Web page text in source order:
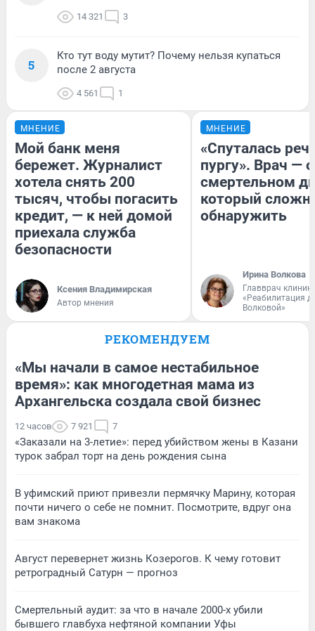
14 321 3
5
Кто тут воду мутит? Почему нельзя купаться
после 2 августа
4 561 1
МНЕНИЕ
Мой банк меня
бережет. Журналист
хотела снять 200
тысяч, чтобы погасить
кредит, — к ней домой
приехала служба
безопасности
Ксения Владимирская
Автор мнения
МНЕНИЕ
«Спуталась
пургу». Врач — о
смертельном
который
обнаружить
Ирина Волкова
Главврач
«Реабилитация
Волковой»
РЕКОМЕНДУЕМ
«Мы начали в самое нестабильное
время»: как многодетная мама из
Архангельска создала свой бизнес
12 часов 7 921 7
«Заказали на 3-летие»: перед убийством жены в Казани
турок забрал торт на день рождения сына
В уфимский приют привезли пермячку Марину, которая
почти ничего о себе не помнит. Посмотрите, вдруг она
вам знакома
Август перевернет жизнь Козерогов. К чему готовит
ретроградный Сатурн — прогноз
Смертельный аудит: за что в начале 2000-х убили
бывшего главбуха нефтяной компании Уфы